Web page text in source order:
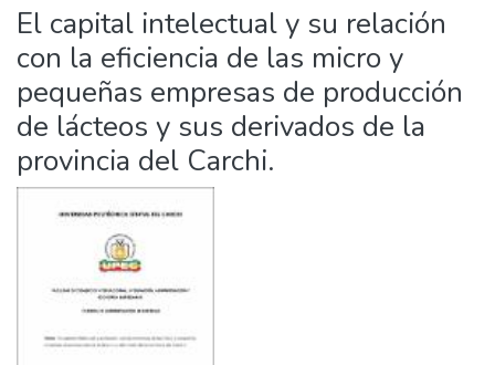
Estadísticas Externas
Manuales
El capital intelectual y su relación
con la eficiencia de las micro y
pequeñas empresas de producción
de lácteos y sus derivados de la
provincia del Carchi.